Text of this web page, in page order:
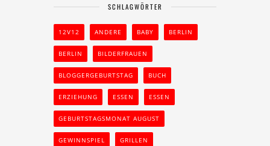
SCHLAGWÖRTER
12V12 ANDERE BABY BERLIN
BERLIN BILDERFRAUEN
BLOGGERGEBURTSTAG BUCH
ERZIEHUNG ESSEN ESSEN
GEBURTSTAGSMONAT AUGUST
GEWINNSPIEL GRILLEN